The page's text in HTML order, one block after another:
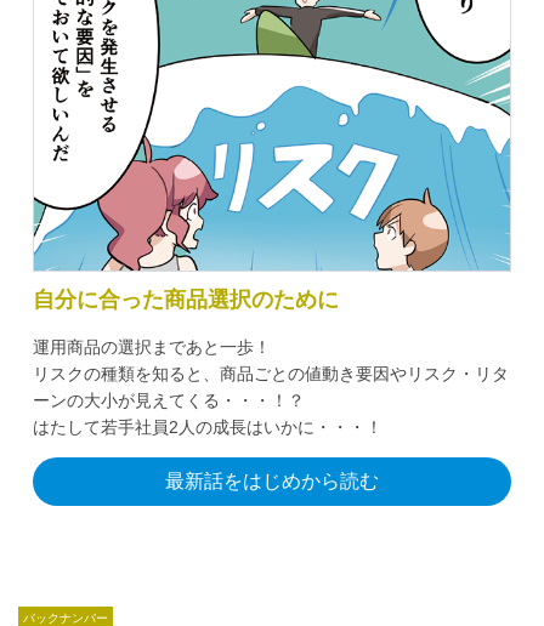
自分に合った商品選択のために
運用商品の選択まであと一歩！
リスクの種類を知ると、商品ごとの値動き要因やリスク・リタ
ーンの大小が見えてくる・・・！？
はたして若手社員2人の成長はいかに・・・！
最新話をはじめから読む
バックナンバー